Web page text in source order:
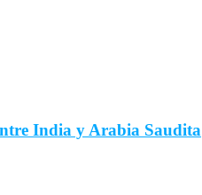
India y Arabia Saudita